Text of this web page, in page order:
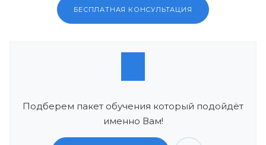
БЕСПЛАТНАЯ КОНСУЛЬТАЦИЯ
Подберем пакет обучения который подойдёт
именно Вам!